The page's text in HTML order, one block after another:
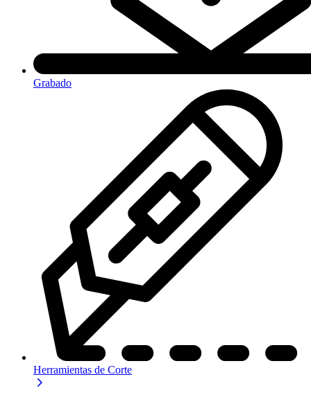
Grabado
Herramientas de Corte